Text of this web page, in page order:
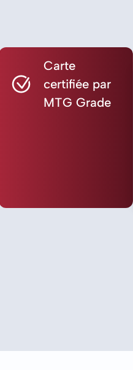
Carte
certifiée par
MTG Grade